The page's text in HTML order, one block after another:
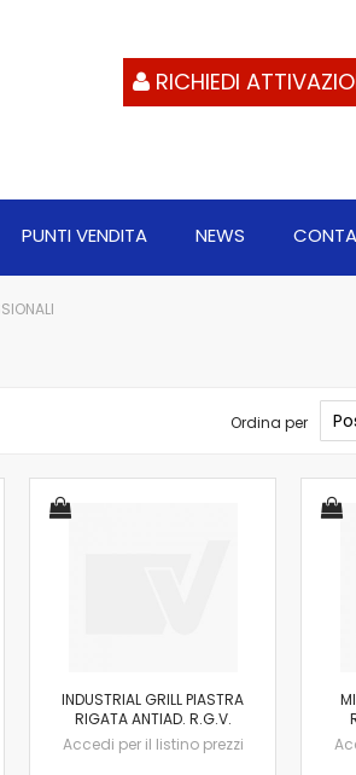
RICHIEDI
PUNTI VENDITA NEWS
Ordina per
INDUSTRIAL GRILL PIASTRA
RIGATA ANTIAD. R.G.V.
Accedi per il listino prezzi